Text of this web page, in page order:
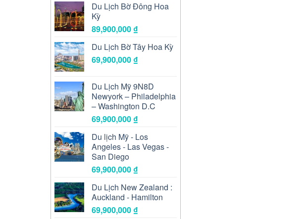
Du Lịch Bờ Đông Hoa
Kỳ
89,900,000 ₫
Du Lịch Bờ Tây Hoa Kỳ
69,900,000 ₫
Du Lịch Mỹ 9N8D
Newyork – Philadelphia
– Washington D.C
69,900,000 ₫
Du lịch Mỹ - Los
Angeles - Las Vegas -
San Diego
69,900,000 ₫
Du Lịch New Zealand :
Auckland - Hamilton
69,900,000 ₫